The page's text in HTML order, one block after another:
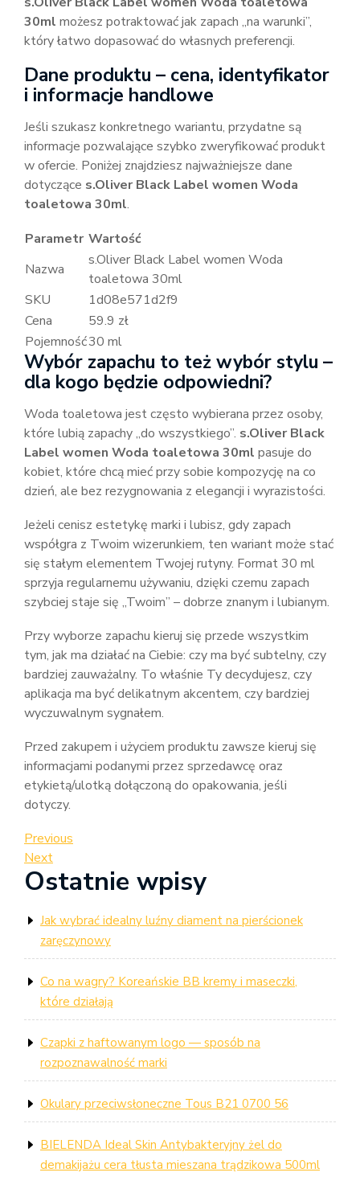
30ml możesz potraktować jak zapach „na warunki”,
który łatwo dopasować do własnych preferencji.
Dane produktu – cena, identyfikator
i informacje handlowe
Jeśli szukasz konkretnego wariantu, przydatne są
informacje pozwalające szybko zweryfikować produkt
w ofercie. Poniżej znajdziesz najważniejsze dane
dotyczące s.Oliver Black Label women Woda
toaletowa 30ml.
Parametr Wartość
Nazwa
s.Oliver Black Label women Woda
toaletowa 30ml
SKU
1d08e571d2f9
Cena
59.9 zł
Pojemność30 ml
Wybór zapachu to też wybór stylu –
dla kogo będzie odpowiedni?
Woda toaletowa jest często wybierana przez osoby,
które lubią zapachy „do wszystkiego”. s.Oliver Black
Label women Woda toaletowa 30ml pasuje do
kobiet, które chcą mieć przy sobie kompozycję na co
dzień, ale bez rezygnowania z elegancji i wyrazistości.
Jeżeli cenisz estetykę marki i lubisz, gdy zapach
współgra z Twoim wizerunkiem, ten wariant może stać
się stałym elementem Twojej rutyny. Format 30 ml
sprzyja regularnemu używaniu, dzięki czemu zapach
szybciej staje się „Twoim” – dobrze znanym i lubianym.
Przy wyborze zapachu kieruj się przede wszystkim
tym, jak ma działać na Ciebie: czy ma być subtelny, czy
bardziej zauważalny. To właśnie Ty decydujesz, czy
aplikacja ma być delikatnym akcentem, czy bardziej
wyczuwalnym sygnałem.
Przed zakupem i użyciem produktu zawsze kieruj się
informacjami podanymi przez sprzedawcę oraz
etykietą/ulotką dołączoną do opakowania, jeśli
dotyczy.
Nawigacja
wpisu
Previous
Post
Previous
Next
Post
Next
Ostatnie wpisy
Jak wybrać idealny luźny diament na pierścionek
zaręczynowy
Co na wagry? Koreańskie BB kremy i maseczki,
które działają
Czapki z haftowanym logo — sposób na
rozpoznawalność marki
Okulary przeciwsłoneczne Tous B21 0700 56
BIELENDA Ideal Skin Antybakteryjny żel do
demakijażu cera tłusta mieszana trądzikowa 500ml